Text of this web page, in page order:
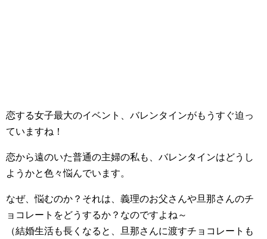
恋する女子最大のイベント、バレンタインがもうすぐ迫っ
ていますね！
恋から遠のいた普通の主婦の私も、バレンタインはどうし
ようかと色々悩んでいます。
なぜ、悩むのか？それは、義理のお父さんや旦那さんのチ
ョコレートをどうするか？なのですよね～
（結婚生活も長くなると、旦那さんに渡すチョコレートも